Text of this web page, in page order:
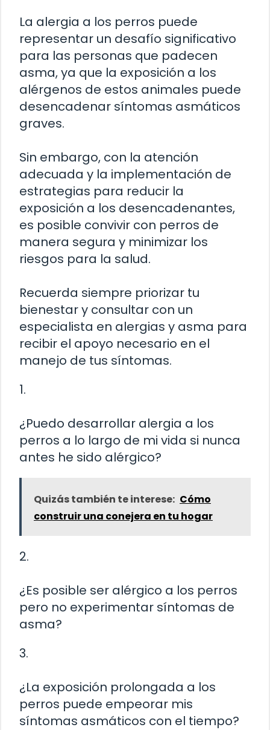
La alergia a los perros puede
representar un desafío significativo
para las personas que padecen
asma, ya que la exposición a los
alérgenos de estos animales puede
desencadenar síntomas asmáticos
graves.
Sin embargo, con la atención
adecuada y la implementación de
estrategias para reducir la
exposición a los desencadenantes,
es posible convivir con perros de
manera segura y minimizar los
riesgos para la salud.
Recuerda siempre priorizar tu
bienestar y consultar con un
especialista en alergias y asma para
recibir el apoyo necesario en el
manejo de tus síntomas.
1.
¿Puedo desarrollar alergia a los
perros a lo largo de mi vida si nunca
antes he sido alérgico?
Quizás también te interese: Cómo
construir una conejera en tu hogar
2.
¿Es posible ser alérgico a los perros
pero no experimentar síntomas de
asma?
3.
¿La exposición prolongada a los
perros puede empeorar mis
síntomas asmáticos con el tiempo?